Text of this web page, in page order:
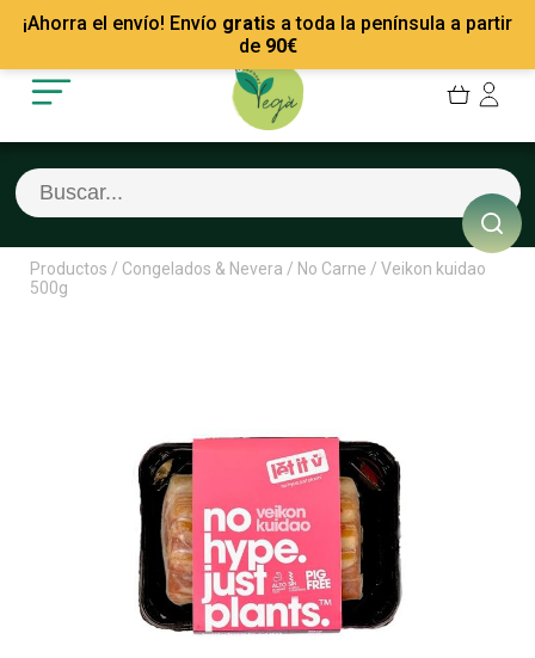
¡Ahorra el envío! Envío gratis a toda la península a partir
de 90€
Mis Pedidos
Mis favoritos
Cerrar sesión
Recetas
Empresas
Contacto
Productos / Congelados & Nevera / No Carne / Veikon kuidao
500g